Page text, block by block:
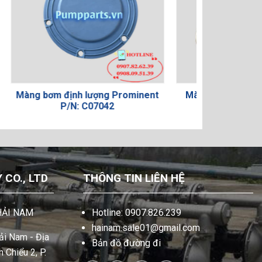
Màng bơm định lượng Doseuro
D101-120
CO., LTD
NAM
Nam - Địa
Chiểu 2, P.
THÔNG TIN LIÊN HỆ
Hotline: 0907.826.239
hainam.sale01@gmail.com
Bản đồ đường đi